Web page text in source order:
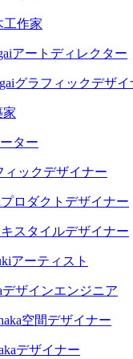
工作家
アートディレクター
グラフィックデザイ
家
ター
ィックデザイナー
プロダクトデザイナー
スタイルデザイナー
アーティスト
デザインエンジニア
空間デザイナー
デザイナー